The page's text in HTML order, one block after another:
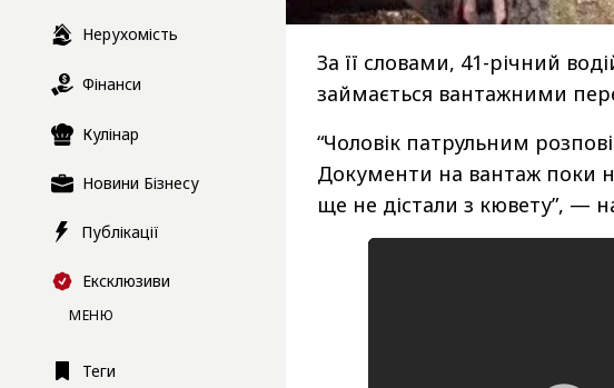
Нерухомість
Фінанси
Кулінар
Новини Бізнесу
Публікації
Ексклюзиви
МЕНЮ
Теги
За її словами, 41-річний
займається вантажними
“Чоловік патрульним
Документи на вантаж поки
ще не дістали з кювету”, —